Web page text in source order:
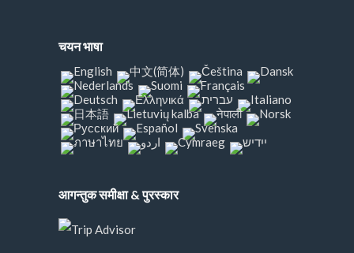
चयन भाषा
आगन्तुक समीक्षा & पुरस्कार